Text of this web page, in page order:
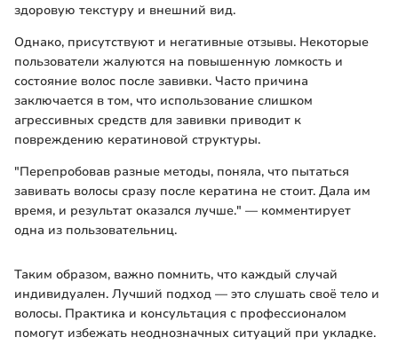
здоровую текстуру и внешний вид.
Однако, присутствуют и негативные отзывы. Некоторые
пользователи жалуются на повышенную ломкость и
состояние волос после завивки. Часто причина
заключается в том, что использование слишком
агрессивных средств для завивки приводит к
повреждению кератиновой структуры.
"Перепробовав разные методы, поняла, что пытаться
завивать волосы сразу после кератина не стоит. Дала им
время, и результат оказался лучше." — комментирует
одна из пользовательниц.
Таким образом, важно помнить, что каждый случай
индивидуален. Лучший подход — это слушать своё тело и
волосы. Практика и консультация с профессионалом
помогут избежать неоднозначных ситуаций при укладке.